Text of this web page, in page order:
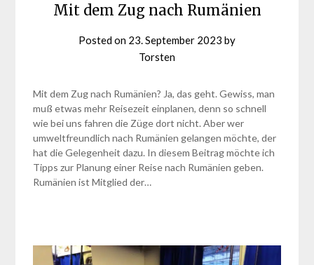
Mit dem Zug nach Rumänien
Posted on 23. September 2023 by
Torsten
Mit dem Zug nach Rumänien? Ja, das geht. Gewiss, man
muß etwas mehr Reisezeit einplanen, denn so schnell
wie bei uns fahren die Züge dort nicht. Aber wer
umweltfreundlich nach Rumänien gelangen möchte, der
hat die Gelegenheit dazu. In diesem Beitrag möchte ich
Tipps zur Planung einer Reise nach Rumänien geben.
Rumänien ist Mitglied der…